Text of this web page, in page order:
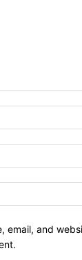
email, and